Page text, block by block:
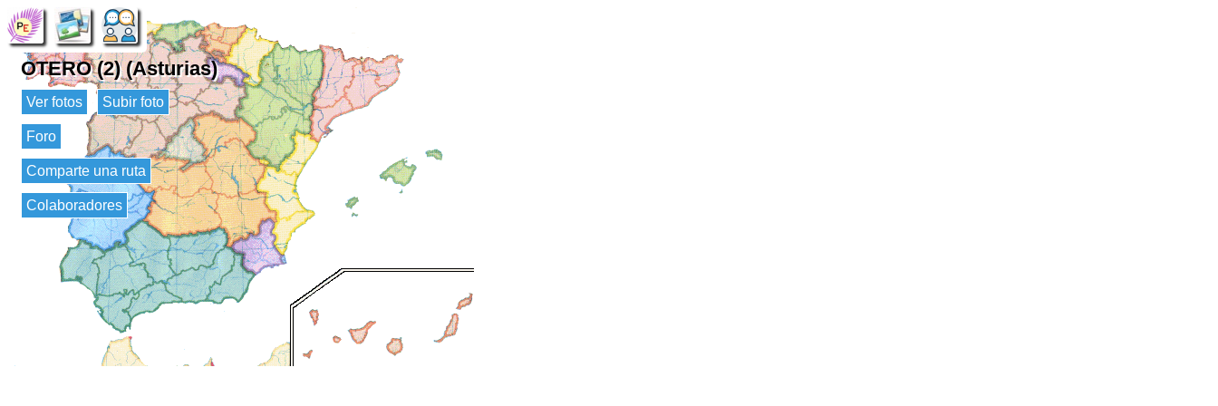
OTERO (2) (Asturias)
Ver fotos Subir foto
Foro
Comparte una ruta
Colaboradores